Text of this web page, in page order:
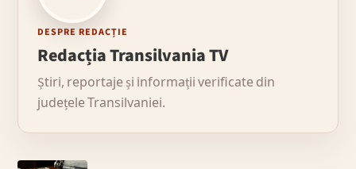
DESPRE REDACȚIE
Redacția Transilvania TV
Știri, reportaje și informații verificate din
județele Transilvaniei.